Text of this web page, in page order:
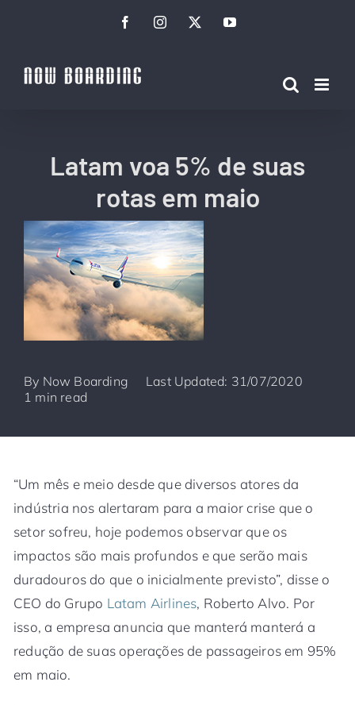
conteúdo
FacebookInstagramTwitterYouTube
Latam voa 5% de suas
rotas em maio
By Now Boarding
Last Updated: 31/07/2020
1 min read
“Um mês e meio desde que diversos atores da
indústria nos alertaram para a maior crise que o
setor sofreu, hoje podemos observar que os
impactos são mais profundos e que serão mais
duradouros do que o inicialmente previsto”, disse o
CEO do Grupo Latam Airlines, Roberto Alvo. Por
isso, a empresa anuncia que manterá manterá a
redução de suas operações de passageiros em 95%
em maio.